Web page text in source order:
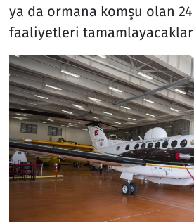
ya da ormana komşu olan
faaliyetleri